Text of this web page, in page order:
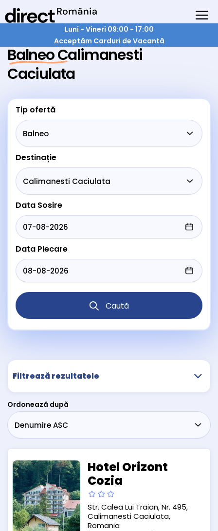
Luni - Vineri 09:00 - 17:00
Acceptăm Carduri de Vacantă
Balneo Calimanesti
Caciulata
Tip ofertă
Destinație
Data Sosire
Data Plecare
Caută
Filtrează rezultatele
Ordonează după
Hotel Orizont
Cozia
Str. Calea Lui Traian, Nr. 495,
Calimanesti Caciulata,
Romania